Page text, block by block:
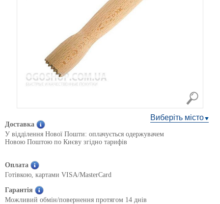
Виберіть місто
Доставка
У відділення Нової Пошти: оплачується одержувачем
Новою Поштою по Києву згідно тарифів
Оплата
Готівкою, картами VISA/MasterCard
Гарантія
Можливий обмін/повернення протягом 14 днів